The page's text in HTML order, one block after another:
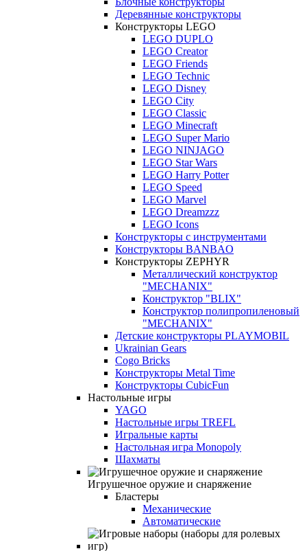
Деревянные конструкторы
Конструкторы LEGO
LEGO DUPLO
LEGO Creator
LEGO Friends
LEGO Techniс
LEGO Disney
LEGO City
LEGO Classic
LEGO Minecraft
LEGO Super Mario
LEGO NINJAGO
LEGO Star Wars
LEGO Harry Potter
LEGO Speed
LEGO Marvel
LEGO Dreamzzz
LEGO Icons
Конструкторы с инструментами
Конструкторы BANBAO
Конструкторы ZEPHYR
Металлический конструктор
"MECHANIX"
Конструктор "BLIX"
Конструктор полипропиленовый
"MECHANIX"
Детские конструкторы PLAYMOBIL
Ukrainian Gears
Cogo Bricks
Конструкторы Metal Time
Конструкторы CubicFun
Настольные игры
YAGO
Настольные игры TREFL
Игральные карты
Настольная игра Monopoly
Шахматы
Игрушечное оружие и снаряжение
Бластеры
Механические
Автоматические